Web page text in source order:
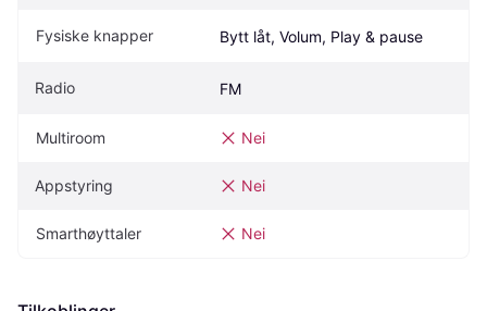
Fysiske knapper Bytt låt, Volum, Play & pause
Radio FM
Multiroom Nei
Appstyring Nei
Smarthøyttaler Nei